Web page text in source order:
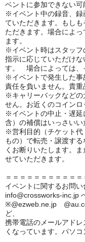
ベントに参加できない可
※イベント中の録音、録
ていただきます。もし
ただきます。場合によ
ます。
※イベント時はスタッフ
指示に応じていただけ
す。 場合によっては、
※イベントで発生した事
責任を負いません。貴重
※キャリーバックなどの
せん。お近くのコインロ
※イベントの中止・遅延
含）の補償はいっさいい
※営利目的（チケット代
もの）で転売・譲渡す
くお断りいたします。
せていただきます。
＝＝＝＝＝＝＝＝＝＝
イベントに関するお問い
info@crossworks-inc.jp
※@ezweb.ne.jp
ど、
携帯電話のメールアド
くなっています。パソ